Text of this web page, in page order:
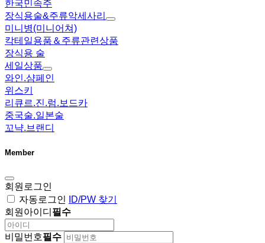
한국민속주
장식용술&주류악세사리
미니병(미니어쳐)
칵테일용품＆주류관련상품
장식용 술
세일상품
와인.샴페인
위스키
리큐르.진.럼.보드카
중국술.일본술
꼬냑.브랜디
Member
회원로그인
자동로그인
ID/PW 찾기
회원아이디 필수
비밀번호필수